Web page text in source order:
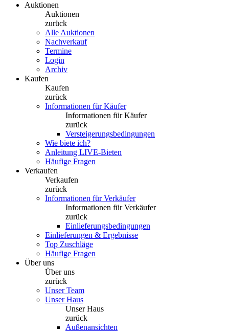
Auktionen
Auktionen
zurück
Alle Auktionen
Nachverkauf
Termine
Login
Archiv
Kaufen
Kaufen
zurück
Informationen für Käufer
Informationen für Käufer
zurück
Versteigerungsbedingungen
Wie biete ich?
Anleitung LIVE-Bieten
Häufige Fragen
Verkaufen
Verkaufen
zurück
Informationen für Verkäufer
Informationen für Verkäufer
zurück
Einlieferungsbedingungen
Einlieferungen & Ergebnisse
Top Zuschläge
Häufige Fragen
Über uns
Über uns
zurück
Unser Team
Unser Haus
Unser Haus
zurück
Außenansichten